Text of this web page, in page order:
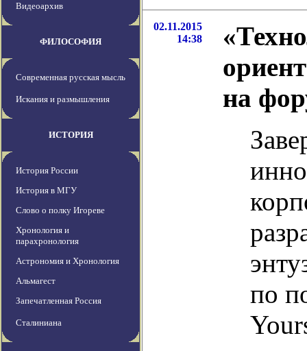
Видеоархив
ФИЛОСОФИЯ
Современная русская мысль
Искания и размышления
ИСТОРИЯ
История России
История в МГУ
Слово о полку Игореве
Хронология и
парахронология
Астрономия и Хронология
Альмагест
Запечатленная Россия
Сталиниана
02.11.2015
14:38
на
по